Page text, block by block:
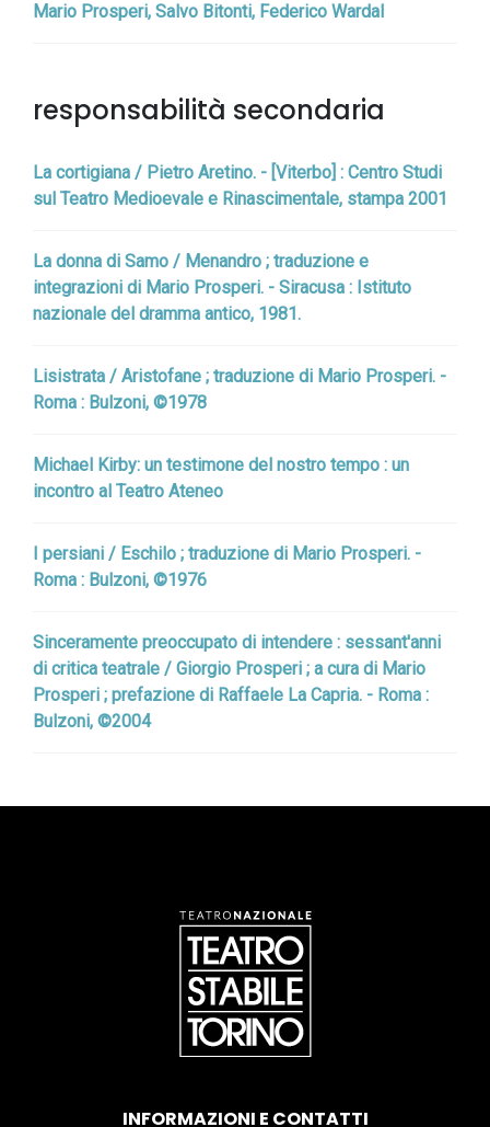
Mario Prosperi, Salvo Bitonti, Federico Wardal
responsabilità secondaria
La cortigiana / Pietro Aretino. - [Viterbo] : Centro Studi
sul Teatro Medioevale e Rinascimentale, stampa 2001
La donna di Samo / Menandro ; traduzione e
integrazioni di Mario Prosperi. - Siracusa : Istituto
nazionale del dramma antico, 1981.
Lisistrata / Aristofane ; traduzione di Mario Prosperi. -
Roma : Bulzoni, ©1978
Michael Kirby: un testimone del nostro tempo : un
incontro al Teatro Ateneo
I persiani / Eschilo ; traduzione di Mario Prosperi. -
Roma : Bulzoni, ©1976
Sinceramente preoccupato di intendere : sessant'anni
di critica teatrale / Giorgio Prosperi ; a cura di Mario
Prosperi ; prefazione di Raffaele La Capria. - Roma :
Bulzoni, ©2004
INFORMAZIONI E CONTATTI